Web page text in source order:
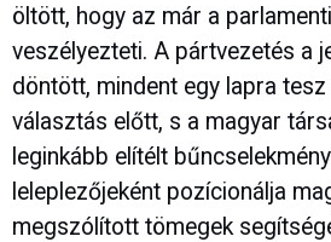
öltött, hogy az már a
veszélyezteti. A pártvezetés a
döntött, mindent egy lapra
választás előtt, s a magyar
leginkább elítélt
leleplezőjeként pozícionálja
megszólított tömegek